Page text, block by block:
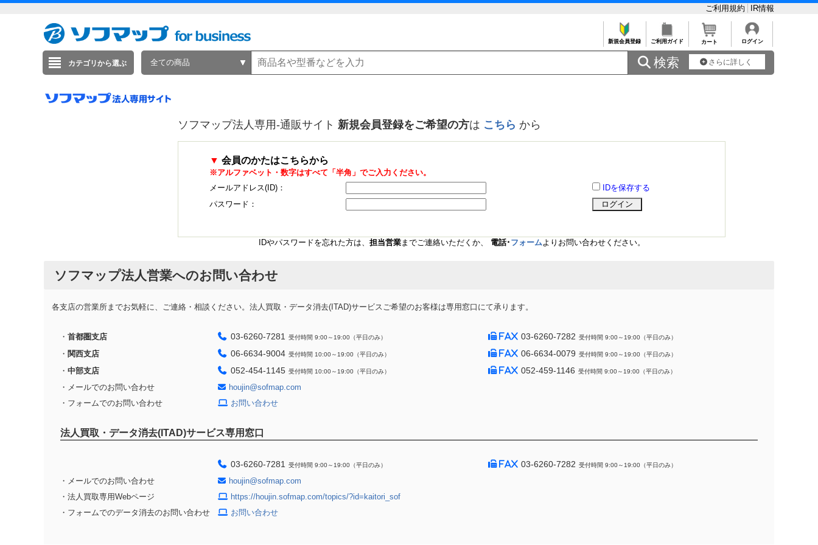
ご利用規約 IR情報
新規会員登録 ご利用ガイド カート ログイン
カテゴリから選ぶ 全ての商品  検索 さらに詳しく
ソフマップ法人専用-通販サイト 新規会員登録をご希望の方は こちら から
▼ 会員のかたはこちらから
※アルファベット・数字はすべて「半角」でご入力ください。
メールアドレス(ID)：
IDを保存する
パスワード：
IDやパスワードを忘れた方は、 担当営業までご連絡いただくか、 電話･ フォームよりお問い合わせください。
ソフマップ法人営業へのお問い合わせ
各支店の営業所までお気軽に、ご連絡・相談ください。法人買取・データ消去(ITAD)サービスご希望のお客様は専用窓口にて承ります。
・ 首都圏支店 03-6260-7281 受付時間 9:00～19:00（平日のみ） 03-6260-7282 受付時間 9:00～19:00（平日のみ）
・ 関西支店 06-6634-9004 受付時間 10:00～19:00（平日のみ） 06-6634-0079 受付時間 9:00～19:00（平日のみ）
・ 中部支店 052-454-1145 受付時間 10:00～19:00（平日のみ） 052-459-1146 受付時間 9:00～19:00（平日のみ）
・メールでのお問い合わせ
houjin@sofmap.com
・フォームでのお問い合わせ
お問い合わせ
法人買取・データ消去(ITAD)サービス専用窓口
03-6260-7281 受付時間 9:00～19:00（平日のみ） 03-6260-7282 受付時間 9:00～19:00（平日のみ）
・メールでのお問い合わせ
houjin@sofmap.com
・法人買取専用Webページ
https://houjin.sofmap.com/topics/?id=kaitori_sof
・フォームでのデータ消去のお問い合わせ
お問い合わせ